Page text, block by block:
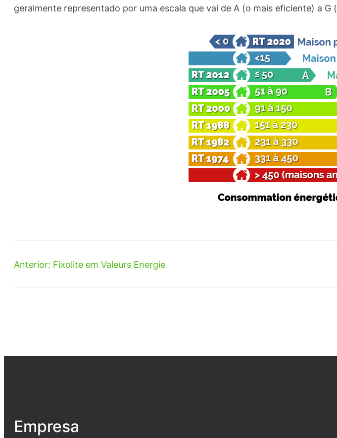
geralmente representado por uma escala que vai de A (o mais eficiente) a G
Anterior: Fixolite em Valeurs Energie
Empresa